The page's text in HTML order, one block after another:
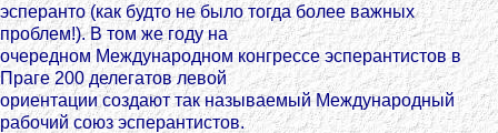
эсперанто (как будто не было тогда более важных
проблем!). В том же году на
очередном Международном конгрессе эсперантистов в
Праге 200 делегатов левой
ориентации создают так называемый Международный
рабочий союз эсперантистов.